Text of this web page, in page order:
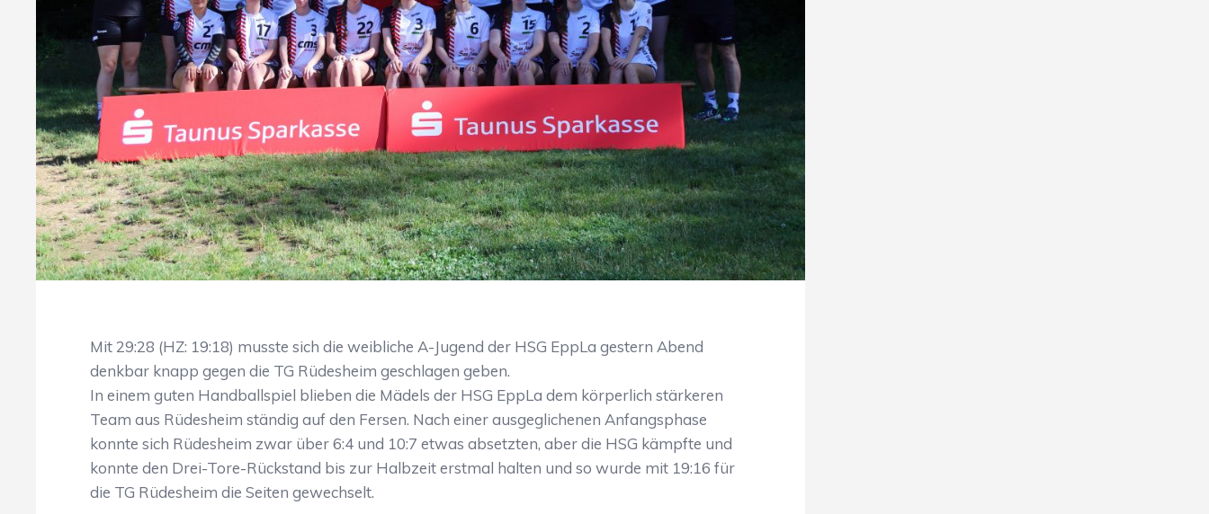
Mit 29:28 (HZ: 19:18) musste sich die weibliche A-Jugend der HSG EppLa gestern Abend
denkbar knapp gegen die TG Rüdesheim geschlagen geben.
In einem guten Handballspiel blieben die Mädels der HSG EppLa dem körperlich stärkeren
Team aus Rüdesheim ständig auf den Fersen. Nach einer ausgeglichenen Anfangsphase
konnte sich Rüdesheim zwar über 6:4 und 10:7 etwas absetzten, aber die HSG kämpfte und
konnte den Drei-Tore-Rückstand bis zur Halbzeit erstmal halten und so wurde mit 19:16 für
die TG Rüdesheim die Seiten gewechselt.